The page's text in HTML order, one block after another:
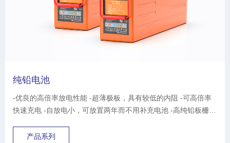
纯铅电池
-优良的高倍率放电性能 -超薄极板，具有较低的内阻 -可高倍率
快速充电 -自放电小，可放置两年而不用补充电池 -高纯铅板栅，
产品系列